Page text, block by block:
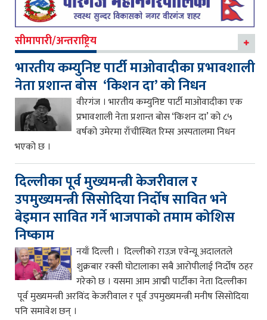
सीमापारी/अन्तराष्ट्रिय
भारतीय कम्युनिष्ट पार्टी माओवादीका प्रभावशाली
नेता प्रशान्त बोस ‘किशन दा’ को निधन
वीरगंज । भारतीय कम्युनिष्ट पार्टी माओवादीका एक
प्रभावशाली नेता प्रशान्त बोस ‘किशन दा’ को ८५
वर्षको उमेरमा राँचीस्थित रिम्स अस्पतालमा निधन
भएको छ ।
दिल्लीका पूर्व मुख्यमन्त्री केजरीवाल र
उपमुख्यमन्त्री सिसोदिया निर्दोष सावित भने
बेइमान सावित गर्ने भाजपाको तमाम कोशिस
निष्काम
नयाँ दिल्ली । दिल्लीको राउज़ एवेन्यू अदालतले
शुक्रबार रक्सी घोटालाका सबै आरोपीलाई निर्दोष ठहर
गरेको छ । यसमा आम आद्मी पार्टीका नेता दिल्लीका
पूर्व मुख्यमन्त्री अरविंद केजरीवाल र पूर्व उपमुख्यमन्त्री मनीष सिसोदिया
पनि समावेश छन् ।